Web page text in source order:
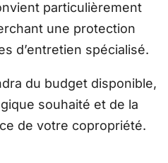
particulièrement
une protection
d’entretien spécialisé.
du budget disponible,
souhaité et de la
de votre copropriété.